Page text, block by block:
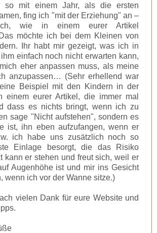
so mit einem Jahr, als die ersten
fing ich "mit der Erziehung" an –
wie in einem eurer Artikel
möchte ich bei dem Kleinen von
Ihr habt mir gezeigt, was ich in
einfach noch nicht erwarten kann,
eher anpassen muss, als meine
anzupassen… (Sehr erhellend war
Beispiel mit den Kindern in der
einem eurer Artikel, die immer mal
dass es nichts bringt, wenn ich zu
sage "Nicht aufstehen", sondern es
ist, ihn eben aufzufangen, wenn er
ich habe uns zusätzlich noch so
Einlage besorgt, die das Risiko
kann er stehen und freut sich, weil er
Augenhöhe ist und mir ins Gesicht
wenn ich vor der Wanne sitze.)
vielen Dank für eure Website und